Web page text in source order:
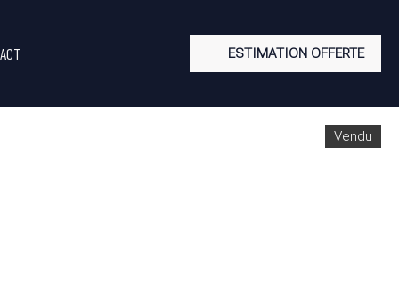
ESTIMATION OFFERTE
Vendu